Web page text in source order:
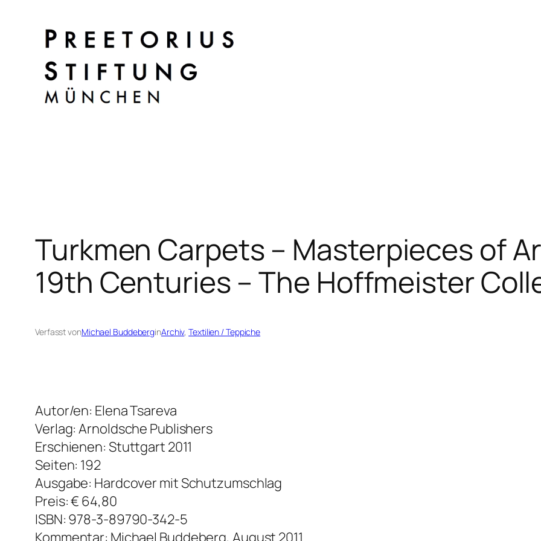
springen
Turkmen Carpets – Masterpieces of
19th Centuries – The Hoffmeister
Verfasst vonMichael BuddeberginArchiv, Textilien / Teppiche
Autor/en: Elena Tsareva
Verlag: Arnoldsche Publishers
Erschienen: Stuttgart 2011
Seiten: 192
Ausgabe: Hardcover mit Schutzumschlag
Preis: € 64,80
ISBN: 978-3-89790-342-5
Kommentar: Michael Buddeberg, August 2011